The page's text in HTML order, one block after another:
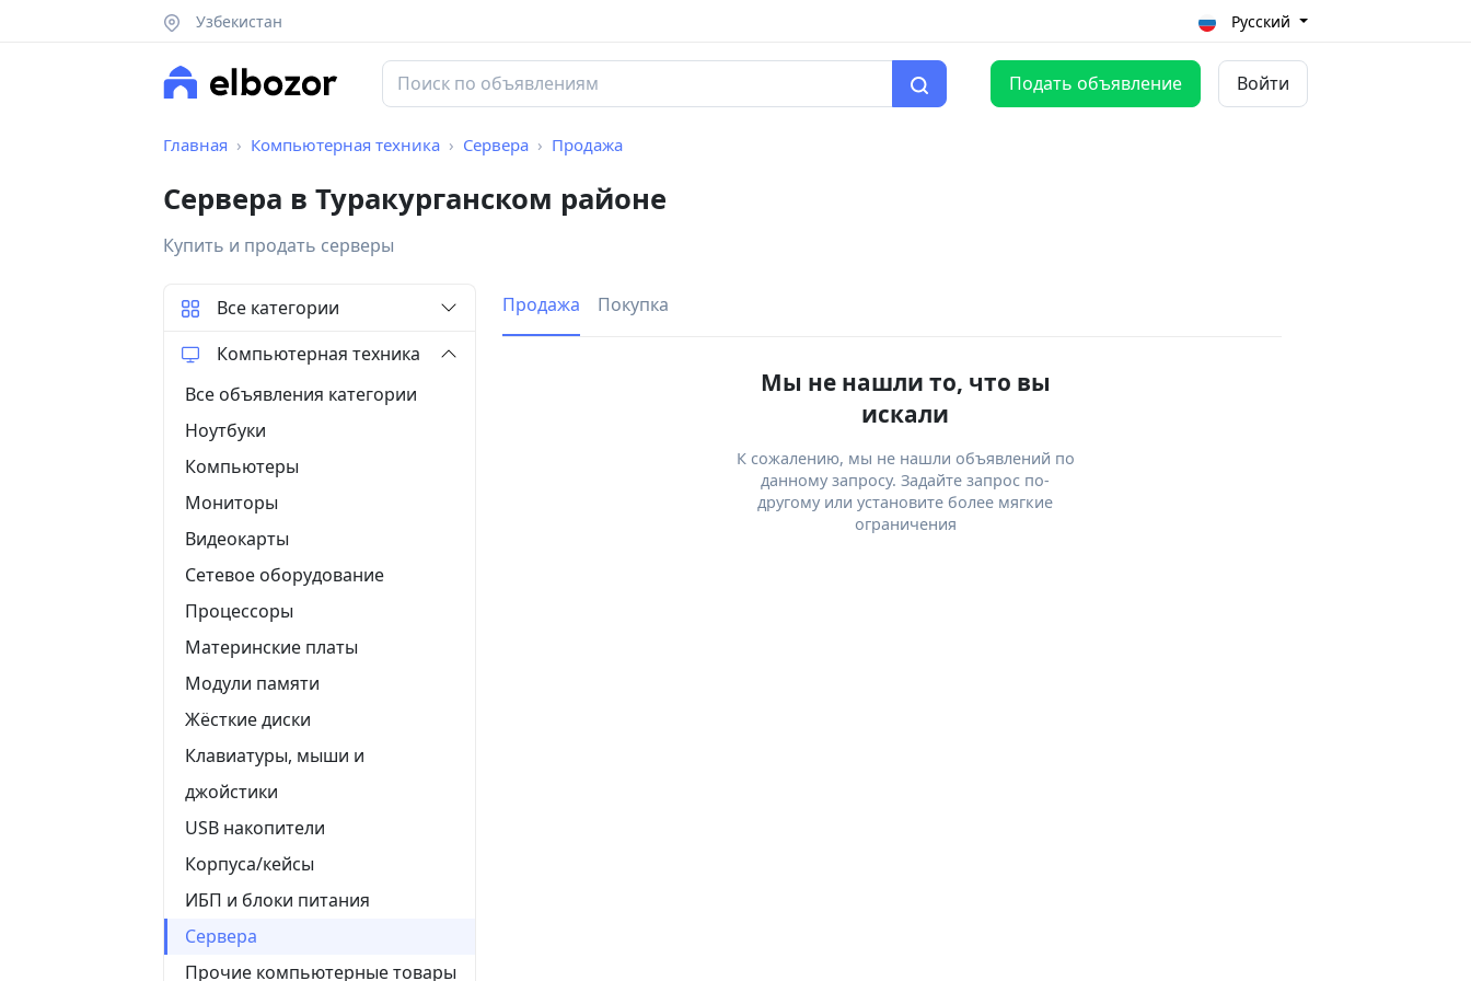
Узбекистан Русский
Подать объявление Войти
Главная Компьютерная техника Сервера Продажа
Сервера в Туракурганском районе
Купить и продать серверы
Продажа Покупка
Мы не нашли то, что вы
искали
К сожалению, мы не нашли объявлений по
данному запросу. Задайте запрос по-
другому или установите более мягкие
ограничения
Все категории
Компьютерная техника
Все объявления категории
Ноутбуки
Компьютеры
Мониторы
Видеокарты
Сетевое оборудование
Процессоры
Материнские платы
Модули памяти
Жёсткие диски
Клавиатуры, мыши и
джойстики
USB накопители
Корпуса/кейсы
ИБП и блоки питания
Сервера
Прочие компьютерные товары